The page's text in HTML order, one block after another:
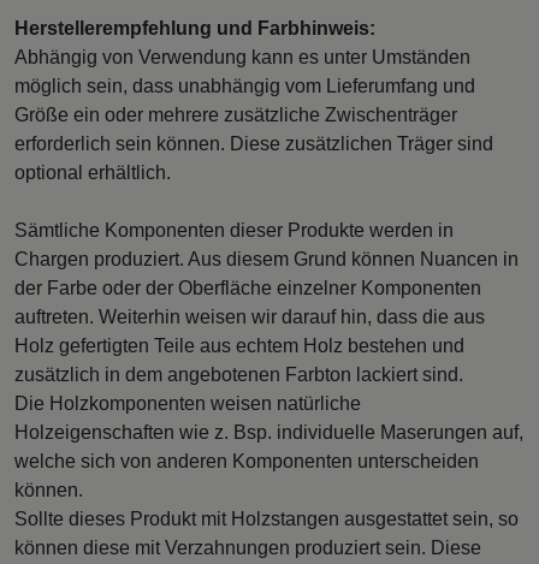
Herstellerempfehlung und Farbhinweis:
Abhängig von Verwendung kann es unter Umständen
möglich sein, dass unabhängig vom Lieferumfang und
Größe ein oder mehrere zusätzliche Zwischenträger
erforderlich sein können. Diese zusätzlichen Träger sind
optional erhältlich.
Sämtliche Komponenten dieser Produkte werden in
Chargen produziert. Aus diesem Grund können Nuancen in
der Farbe oder der Oberfläche einzelner Komponenten
auftreten. Weiterhin weisen wir darauf hin, dass die aus
Holz gefertigten Teile aus echtem Holz bestehen und
zusätzlich in dem angebotenen Farbton lackiert sind.
Die Holzkomponenten weisen natürliche
Holzeigenschaften wie z. Bsp. individuelle Maserungen auf,
welche sich von anderen Komponenten unterscheiden
können.
Sollte dieses Produkt mit Holzstangen ausgestattet sein, so
können diese mit Verzahnungen produziert sein. Diese